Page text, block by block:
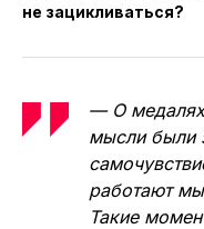
не зацикливаться?
— О
мысли были
работают
Такие